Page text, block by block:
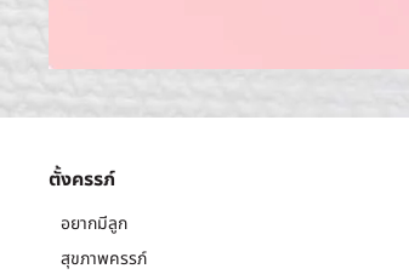
ตั้งครรภ์
อยากมีลูก
สุขภาพครรภ์